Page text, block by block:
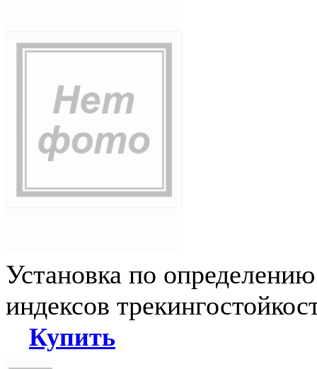
Установка по
индексов
Купить